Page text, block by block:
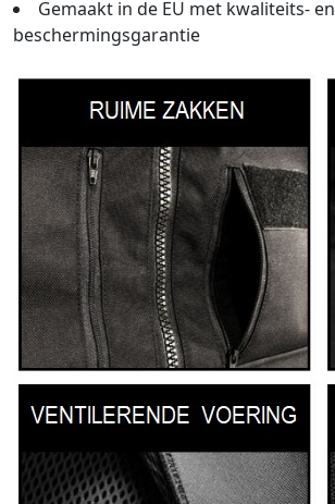
Gemaakt in de EU met kwaliteits- en
beschermingsgarantie